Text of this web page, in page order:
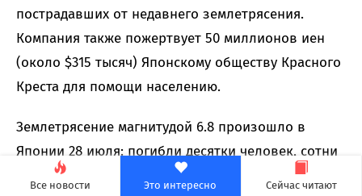
Все новости Это интересно Сейчас читают
пострадавших от недавнего землетрясения.
Компания также пожертвует 50 миллионов иен
(около $315 тысяч) Японскому обществу Красного
Креста для помощи населению.
Землетрясение магнитудой 6.8 произошло в
Японии 28 июля: погибли десятки человек, сотни
домов оказались разрушены. Из наиболее